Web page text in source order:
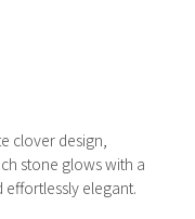
clover design,
stone glows with a
elegant.